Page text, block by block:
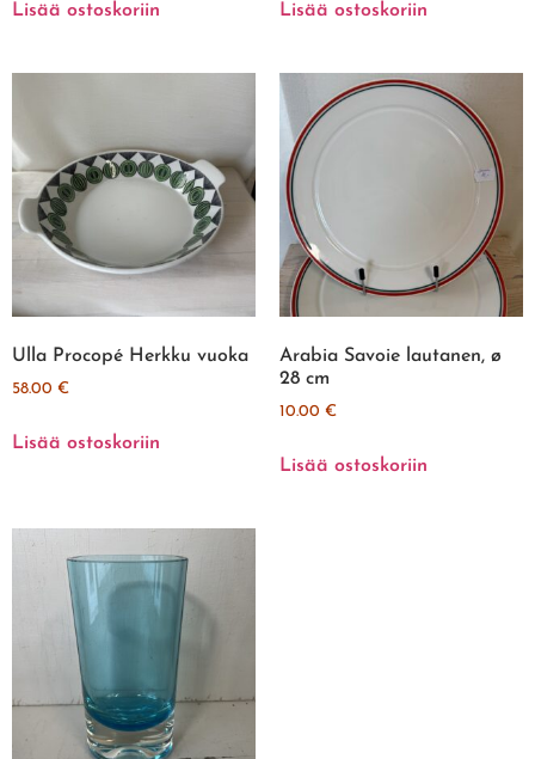
Lisää ostoskoriin Lisää ostoskoriin
Ulla Procopé Herkku vuoka
58.00 €
Lisää ostoskoriin
Arabia Savoie lautanen, ø
28 cm
10.00 €
Lisää ostoskoriin